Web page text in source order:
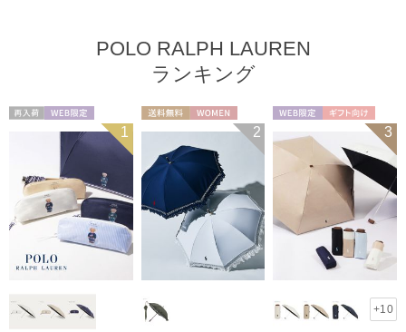
POLO RALPH LAUREN
ランキング
1 2
ギフト向け
UNISEX
3
+10